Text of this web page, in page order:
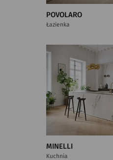
POVOLARO
Łazienka
MINELLI
Kuchnia